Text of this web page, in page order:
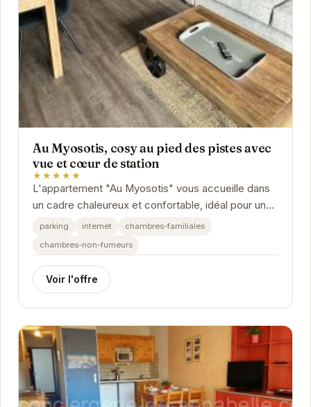
Au Myosotis, cosy au pied des pistes avec
vue et cœur de station
★★★★★
L'appartement "Au Myosotis" vous accueille dans
un cadre chaleureux et confortable, idéal pour un
séjour à la montagne réussi.
parking internet
chambres-familiales
chambres-non-fumeurs
Voir l'offre